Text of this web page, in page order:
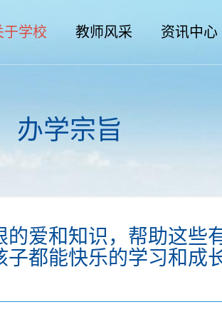
于学校 教师风采 资讯中心
办学宗旨
的爱和知识，帮助这些
子都能快乐的学习和成